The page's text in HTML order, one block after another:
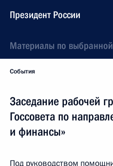
Президент России
Материалы по
События
Заседание рабочей
Госсовета по
и финансы»
Под руководством